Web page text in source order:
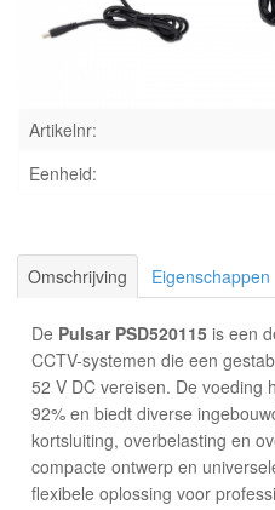
INLOGGEN
Artikelnr:
Eenheid:
Omschrijving Eigenschappen
De Pulsar PSD520115 is een
CCTV-systemen die een
52 V DC vereisen. De voeding
92% en biedt diverse
kortsluiting, overbelasting en
compacte ontwerp en
flexibele oplossing voor